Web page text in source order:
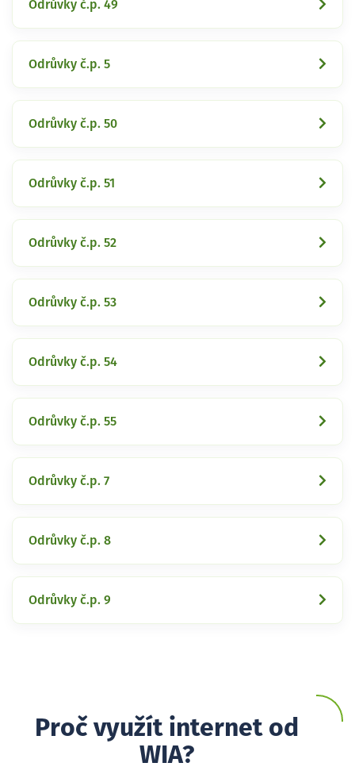
Odrůvky č.p. 49
Odrůvky č.p. 5
Odrůvky č.p. 50
Odrůvky č.p. 51
Odrůvky č.p. 52
Odrůvky č.p. 53
Odrůvky č.p. 54
Odrůvky č.p. 55
Odrůvky č.p. 7
Odrůvky č.p. 8
Odrůvky č.p. 9
Proč využít internet od
WIA?